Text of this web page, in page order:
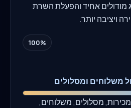
מודולים אחיד והפעלת השרת
ויציבה יותר.
100%
מכירות, מסלולים, משלוחים,